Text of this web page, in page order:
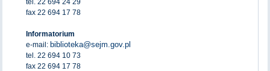
fax 22 694 17 78
Informatorium
e-mail: biblioteka@sejm.gov.pl
tel. 22 694 10 73
fax 22 694 17 78